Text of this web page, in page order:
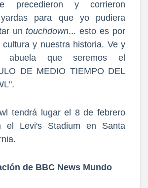
precedieron y corrieron
yardas para que yo pudiera
untouchdown... esto es por
y nuestra historia. Ve y
que seremos el
DE MEDIO TIEMPO DEL
tendrá lugar el 8 de febrero
el Levi's Stadium en Santa
de BBC News Mundo